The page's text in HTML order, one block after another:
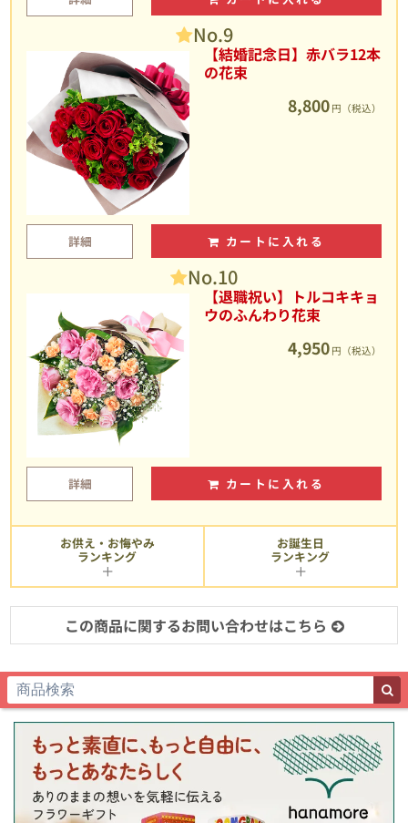
No.9
【結婚記念日】赤バラ12本
の花束
8,800 円（税込）
詳細 カートに入れる
No.10
【退職祝い】トルコキキョ
ウのふんわり花束
4,950 円（税込）
詳細 カートに入れる
お供え・お悔やみ
ランキング
お誕生日
ランキング
この商品に関するお問い合わせはこちら